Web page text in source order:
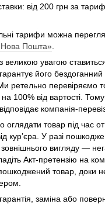
від 200 грн за
тарифи можна
Пошта».
увагою
його
ретельно перевіряємо
100% від вартості.
компанія-
оглядати товар під час
кур’єра. У разі
зовнішнього вигляду —
Акт-претензію на
товар, доки
заміна або